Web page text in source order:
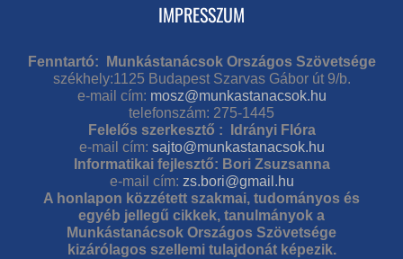
IMPRESSZUM
Fenntartó: Munkástanácsok Országos Szövetsége
székhely:1125 Budapest Szarvas Gábor út 9/b.
e-mail cím: mosz@munkastanacsok.hu
telefonszám: 275-1445
Felelős szerkesztő : Idrányi Flóra
e-mail cím: sajto@munkastanacsok.hu
Informatikai fejlesztő: Bori Zsuzsanna
e-mail cím: zs.bori@gmail.hu
A honlapon közzétett szakmai, tudományos és
egyéb jellegű cikkek, tanulmányok a
Munkástanácsok Országos Szövetsége
kizárólagos szellemi tulajdonát képezik.